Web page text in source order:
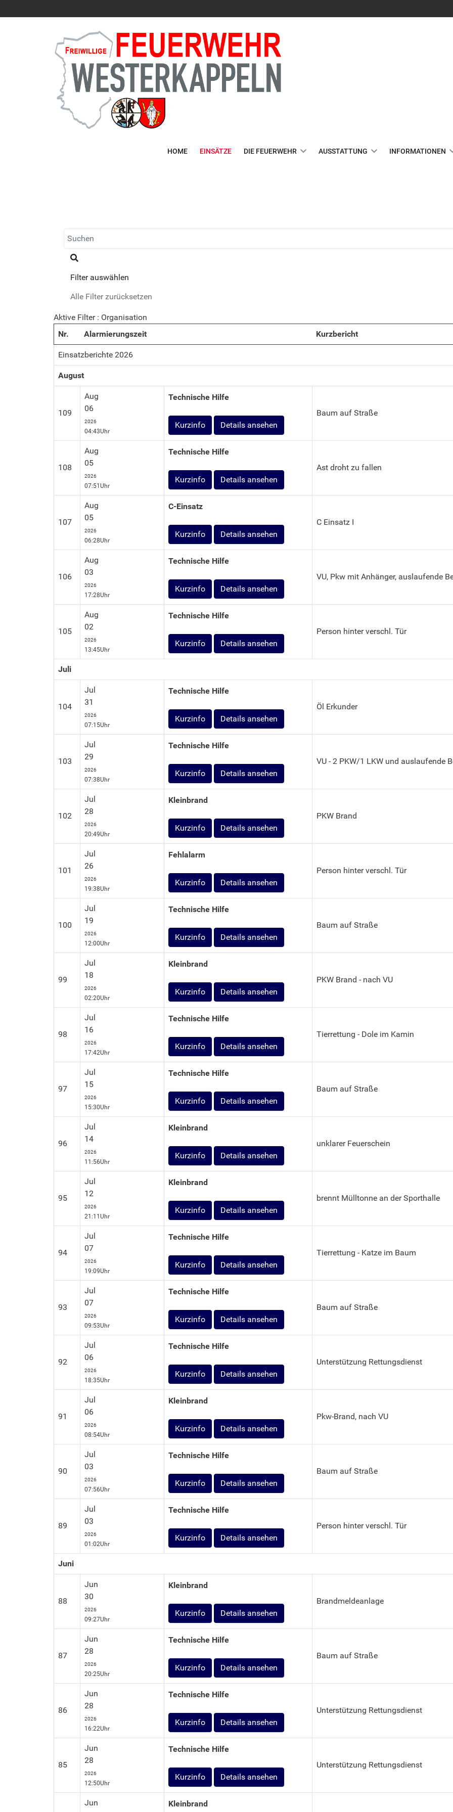
HOME EINSÄTZE DIE FEUERWEHR AUSSTATTUNG INFORMATIONEN
Filter auswählen
Alle Filter zurücksetzen
Aktive Filter : Organisation
Nr.
Alarmierungszeit Kurzbericht
Einsatzberichte 2026
August
109
Aug
06
2026
04:43Uhr
Technische Hilfe
Details ansehen
Baum auf Straße
108
Aug
05
2026
07:51Uhr
Technische Hilfe
Details ansehen
Ast droht zu fallen
107
Aug
05
2026
06:28Uhr
C-Einsatz
Details ansehen
C Einsatz I
106
Aug
03
2026
17:28Uhr
Technische Hilfe
Details ansehen
VU, Pkw mit Anhänger, auslaufende
105
Aug
02
2026
13:45Uhr
Technische Hilfe
Details ansehen
Person hinter verschl. Tür
Juli
104
Jul
31
2026
07:15Uhr
Technische Hilfe
Details ansehen
Öl Erkunder
103
Jul
29
2026
07:38Uhr
Technische Hilfe
Details ansehen
VU - 2 PKW/1 LKW und auslaufende
102
Jul
28
2026
20:49Uhr
Kleinbrand
Details ansehen
PKW Brand
101
Jul
26
2026
19:38Uhr
Fehlalarm
Details ansehen
Person hinter verschl. Tür
100
Jul
19
2026
12:00Uhr
Technische Hilfe
Details ansehen
Baum auf Straße
99
Jul
18
2026
02:20Uhr
Kleinbrand
Details ansehen
PKW Brand - nach VU
98
Jul
16
2026
17:42Uhr
Technische Hilfe
Details ansehen
Tierrettung - Dole im Kamin
97
Jul
15
2026
15:30Uhr
Technische Hilfe
Details ansehen
Baum auf Straße
96
Jul
14
2026
11:56Uhr
Kleinbrand
Details ansehen
unklarer Feuerschein
95
Jul
12
2026
21:11Uhr
Kleinbrand
Details ansehen
brennt Mülltonne an der Sporthalle
94
Jul
07
2026
19:09Uhr
Technische Hilfe
Details ansehen
Tierrettung - Katze im Baum
93
Jul
07
2026
09:53Uhr
Technische Hilfe
Details ansehen
Baum auf Straße
92
Jul
06
2026
18:35Uhr
Technische Hilfe
Details ansehen
Unterstützung Rettungsdienst
91
Jul
06
2026
08:54Uhr
Kleinbrand
Details ansehen
Pkw-Brand, nach VU
90
Jul
03
2026
07:56Uhr
Technische Hilfe
Details ansehen
Baum auf Straße
89
Jul
03
2026
01:02Uhr
Technische Hilfe
Details ansehen
Person hinter verschl. Tür
Juni
88
Jun
30
2026
09:27Uhr
Kleinbrand
Details ansehen
Brandmeldeanlage
87
Jun
28
2026
20:25Uhr
Technische Hilfe
Details ansehen
Baum auf Straße
86
Jun
28
2026
16:22Uhr
Technische Hilfe
Details ansehen
Unterstützung Rettungsdienst
85
Jun
28
2026
12:50Uhr
Technische Hilfe
Details ansehen
Unterstützung Rettungsdienst
Jun
Kleinbrand